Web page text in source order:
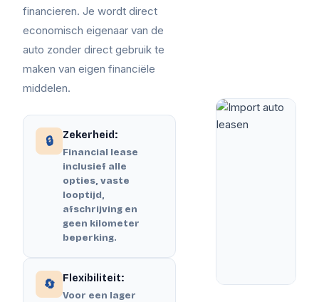
financieren. Je wordt direct
economisch eigenaar van de
auto zonder direct gebruik te
maken van eigen financiële
middelen.
🔒 Zekerheid:
Financial lease
inclusief alle
opties, vaste
looptijd,
afschrijving en
geen kilometer
beperking.
🔄 Flexibiliteit:
Voor een lager